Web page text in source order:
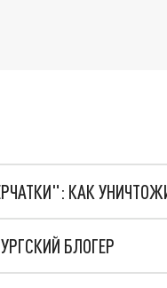
КАК
БЛОГЕР